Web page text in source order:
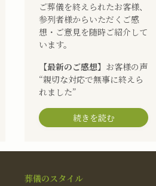
ご葬儀を終えられたお客様、
参列者様からいただくご感
想・ご意見を随時ご紹介して
います。
【最新のご感想】 お客様の声
“親切な対応で無事に終えら
れました”
続きを読む
葬儀のスタイル